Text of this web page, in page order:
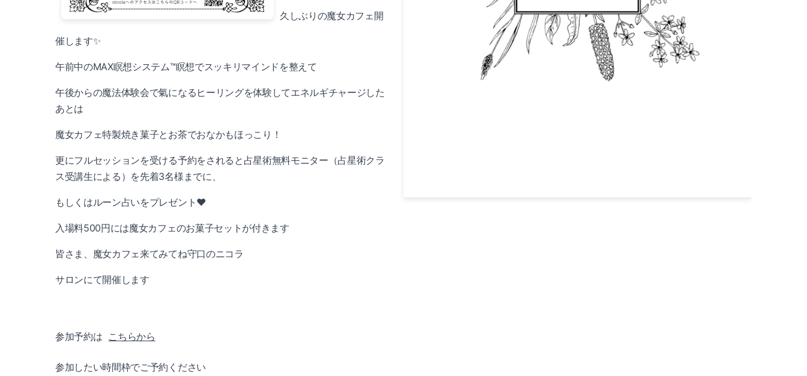
久しぶりの魔女カフェ開
催します✨️
午前中のMAX瞑想システム™瞑想でスッキリマインドを整えて
午後からの魔法体験会で氣になるヒーリングを体験してエネルギチャージした
あとは
魔女カフェ特製焼き菓子とお茶でおなかもほっこり！
更にフルセッションを受ける予約をされると占星術無料モニター（占星術クラ
ス受講生による）を先着3名様までに、
もしくはルーン占いをプレゼント♥
入場料500円には魔女カフェのお菓子セットが付きます
皆さま、魔女カフェ来てみてね守口のニコラ
サロンにて開催します
参加予約は こちらから
参加したい時間枠でご予約ください